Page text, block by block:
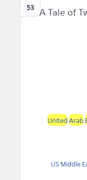
53 A Tale of
UnitedArab
US Middle